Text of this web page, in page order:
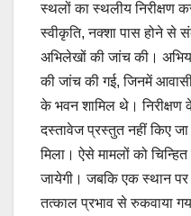
स्थलों का स्थलीय निरीक्षण
स्वीकृति, नक्शा पास होने
अभिलेखों की जांच की।
की जांच की गई, जिनमें
के भवन शामिल थे। निरीक्षण
दस्तावेज प्रस्तुत नहीं किए
मिला। ऐसे मामलों को
जायेगी। जबकि एक स्थान पर
तत्काल प्रभाव से रुकवाया